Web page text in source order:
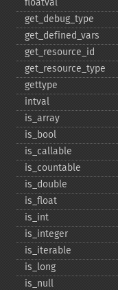
floatval
get_​debug_​type
get_​defined_​vars
get_​resource_​id
get_​resource_​type
gettype
intval
is_​array
is_​bool
is_​callable
is_​countable
is_​double
is_​float
is_​int
is_​integer
is_​iterable
is_​long
is_​null